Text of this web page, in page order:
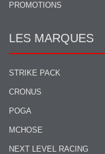
PROMOTIONS
LES MARQUES
STRIKE PACK
CRONUS
POGA
MCHOSE
NEXT LEVEL RACING